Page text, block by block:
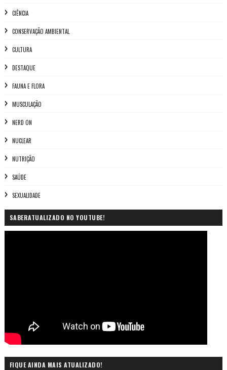
CIÊNCIA
CONSERVAÇÃO AMBIENTAL
CULTURA
DESTAQUE
FAUNA E FLORA
MUSCULAÇÃO
NERD ON
NUCLEAR
NUTRIÇÃO
SAÚDE
SEXUALIDADE
SABERATUALIZADO NO YOUTUBE!
FIQUE AINDA MAIS ATUALIZADO!